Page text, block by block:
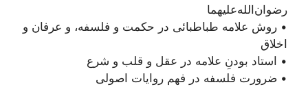
رضوان‌الله‌علیهما
• روش علامه طباطبائی در حکمت و فلسفه، و عرفان و
اخلاق
• استاد بودنِ علامه در عقل و قلب و شرع
• ضرورت فلسفه در فهم روایات اصولی